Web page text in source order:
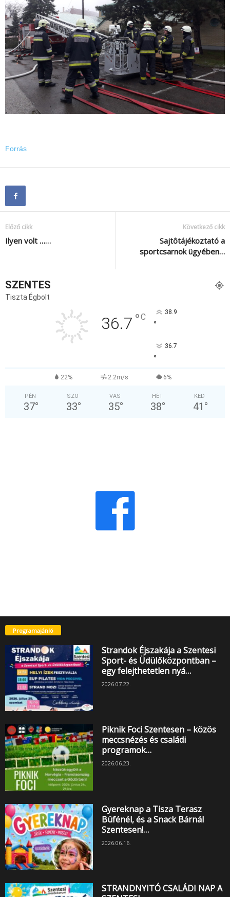
Forrás
Előző cikk
Ilyen volt ……
Következő cikk
Sajtôtájékoztató a
sportcsarnok ügyében…
SZENTES
Tiszta Égbolt
36.7 °C 38.9
°
36.7
°
22% 2.2m/s 6%
PÉN
37°
SZO
33°
VAS
35°
HÉT
38°
KED
41 °
Programajánló
Strandok Éjszakája a Szentesi
Sport- és Üdülőközpontban –
egy felejthetetlen nyá…
2026.07.22.
Piknik Foci Szentesen – közös
meccsnézés és családi
programok…
2026.06.23.
Gyereknap a Tisza Terasz
Büfénél, és a Snack Bárnál
Szentesen!…
2026.06.16.
STRANDNYITÓ CSALÁDI NAP A